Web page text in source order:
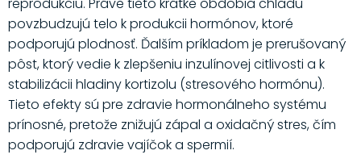
reprodukciu. Práve tieto krátke obdobia chladu
povzbudzujú telo k produkcii hormónov, ktoré
podporujú plodnosť. Ďalším príkladom je prerušovaný
pôst, ktorý vedie k zlepšeniu inzulínovej citlivosti a k
stabilizácii hladiny kortizolu (stresového hormónu).
Tieto efekty sú pre zdravie hormonálneho systému
prínosné, pretože znižujú zápal a oxidačný stres, čím
podporujú zdravie vajíčok a spermií.